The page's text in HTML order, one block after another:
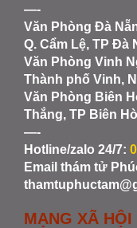
—-
Văn Phòng Đà
Q. Cẩm Lệ, TP Đà
Văn Phòng Vinh
Thành phố Vinh,
Văn Phòng Biên
Thắng, TP Biên
—-
Hotline/zalo 24/7:
Email thám tử
MẠNG XÃ HỘI